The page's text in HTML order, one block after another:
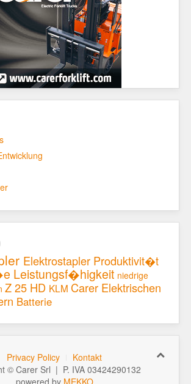
Elektrostapler Produktivit�t
Leistungsf�higkeit niedrige
Z 25 HD KLM Carer Elektrischen
Batterie
Privacy Policy
Kontakt
© Carer Srl | P. IVA 03424290132
powered by MEKKO